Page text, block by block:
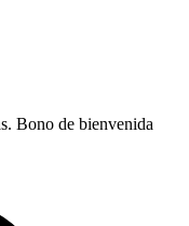
Bono de bienvenida